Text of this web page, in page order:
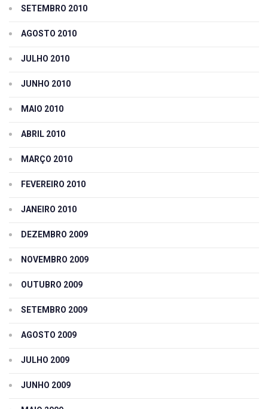
SETEMBRO 2010
AGOSTO 2010
JULHO 2010
JUNHO 2010
MAIO 2010
ABRIL 2010
MARÇO 2010
FEVEREIRO 2010
JANEIRO 2010
DEZEMBRO 2009
NOVEMBRO 2009
OUTUBRO 2009
SETEMBRO 2009
AGOSTO 2009
JULHO 2009
JUNHO 2009